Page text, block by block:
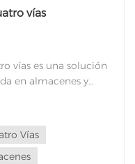
vías
vías es una solución
en almacenes y
Consta de una
operan sobre un
Vías